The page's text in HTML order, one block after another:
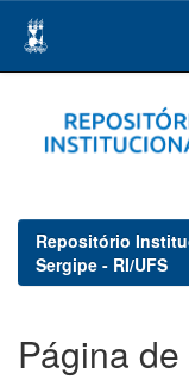
navigation
Repositório
Sergipe - RI/UFS
Página